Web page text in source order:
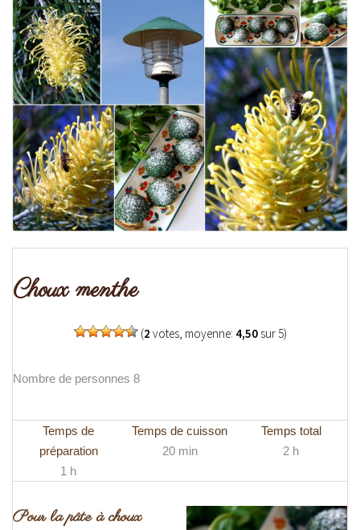
Choux menthe
(2 votes, moyenne: 4,50sur 5)
Nombre de personnes 8
Temps de
préparation
1 h
Temps de cuisson
20 min
Temps total
2 h
Pour la pâte à choux